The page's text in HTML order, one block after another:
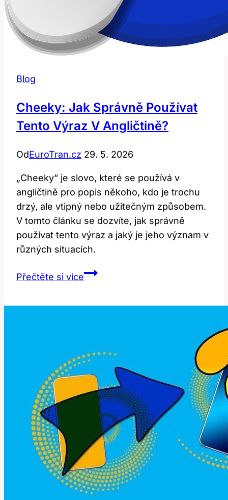
Blog
Cheeky: Jak Správně Používat
Tento Výraz V Angličtině?
OdEuroTran.cz 29. 5. 2026
„Cheeky“ je slovo, které se používá v
angličtině pro popis někoho, kdo je trochu
drzý, ale vtipný nebo užitečným způsobem.
V tomto článku se dozvíte, jak správně
používat tento výraz a jaký je jeho význam v
různých situacích.
Přečtěte si víceCheeky:
v
angličtině?